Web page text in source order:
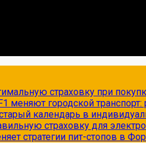
страховку при
меняют городской
календарь в
страховку для
стратегии пит-стопов в